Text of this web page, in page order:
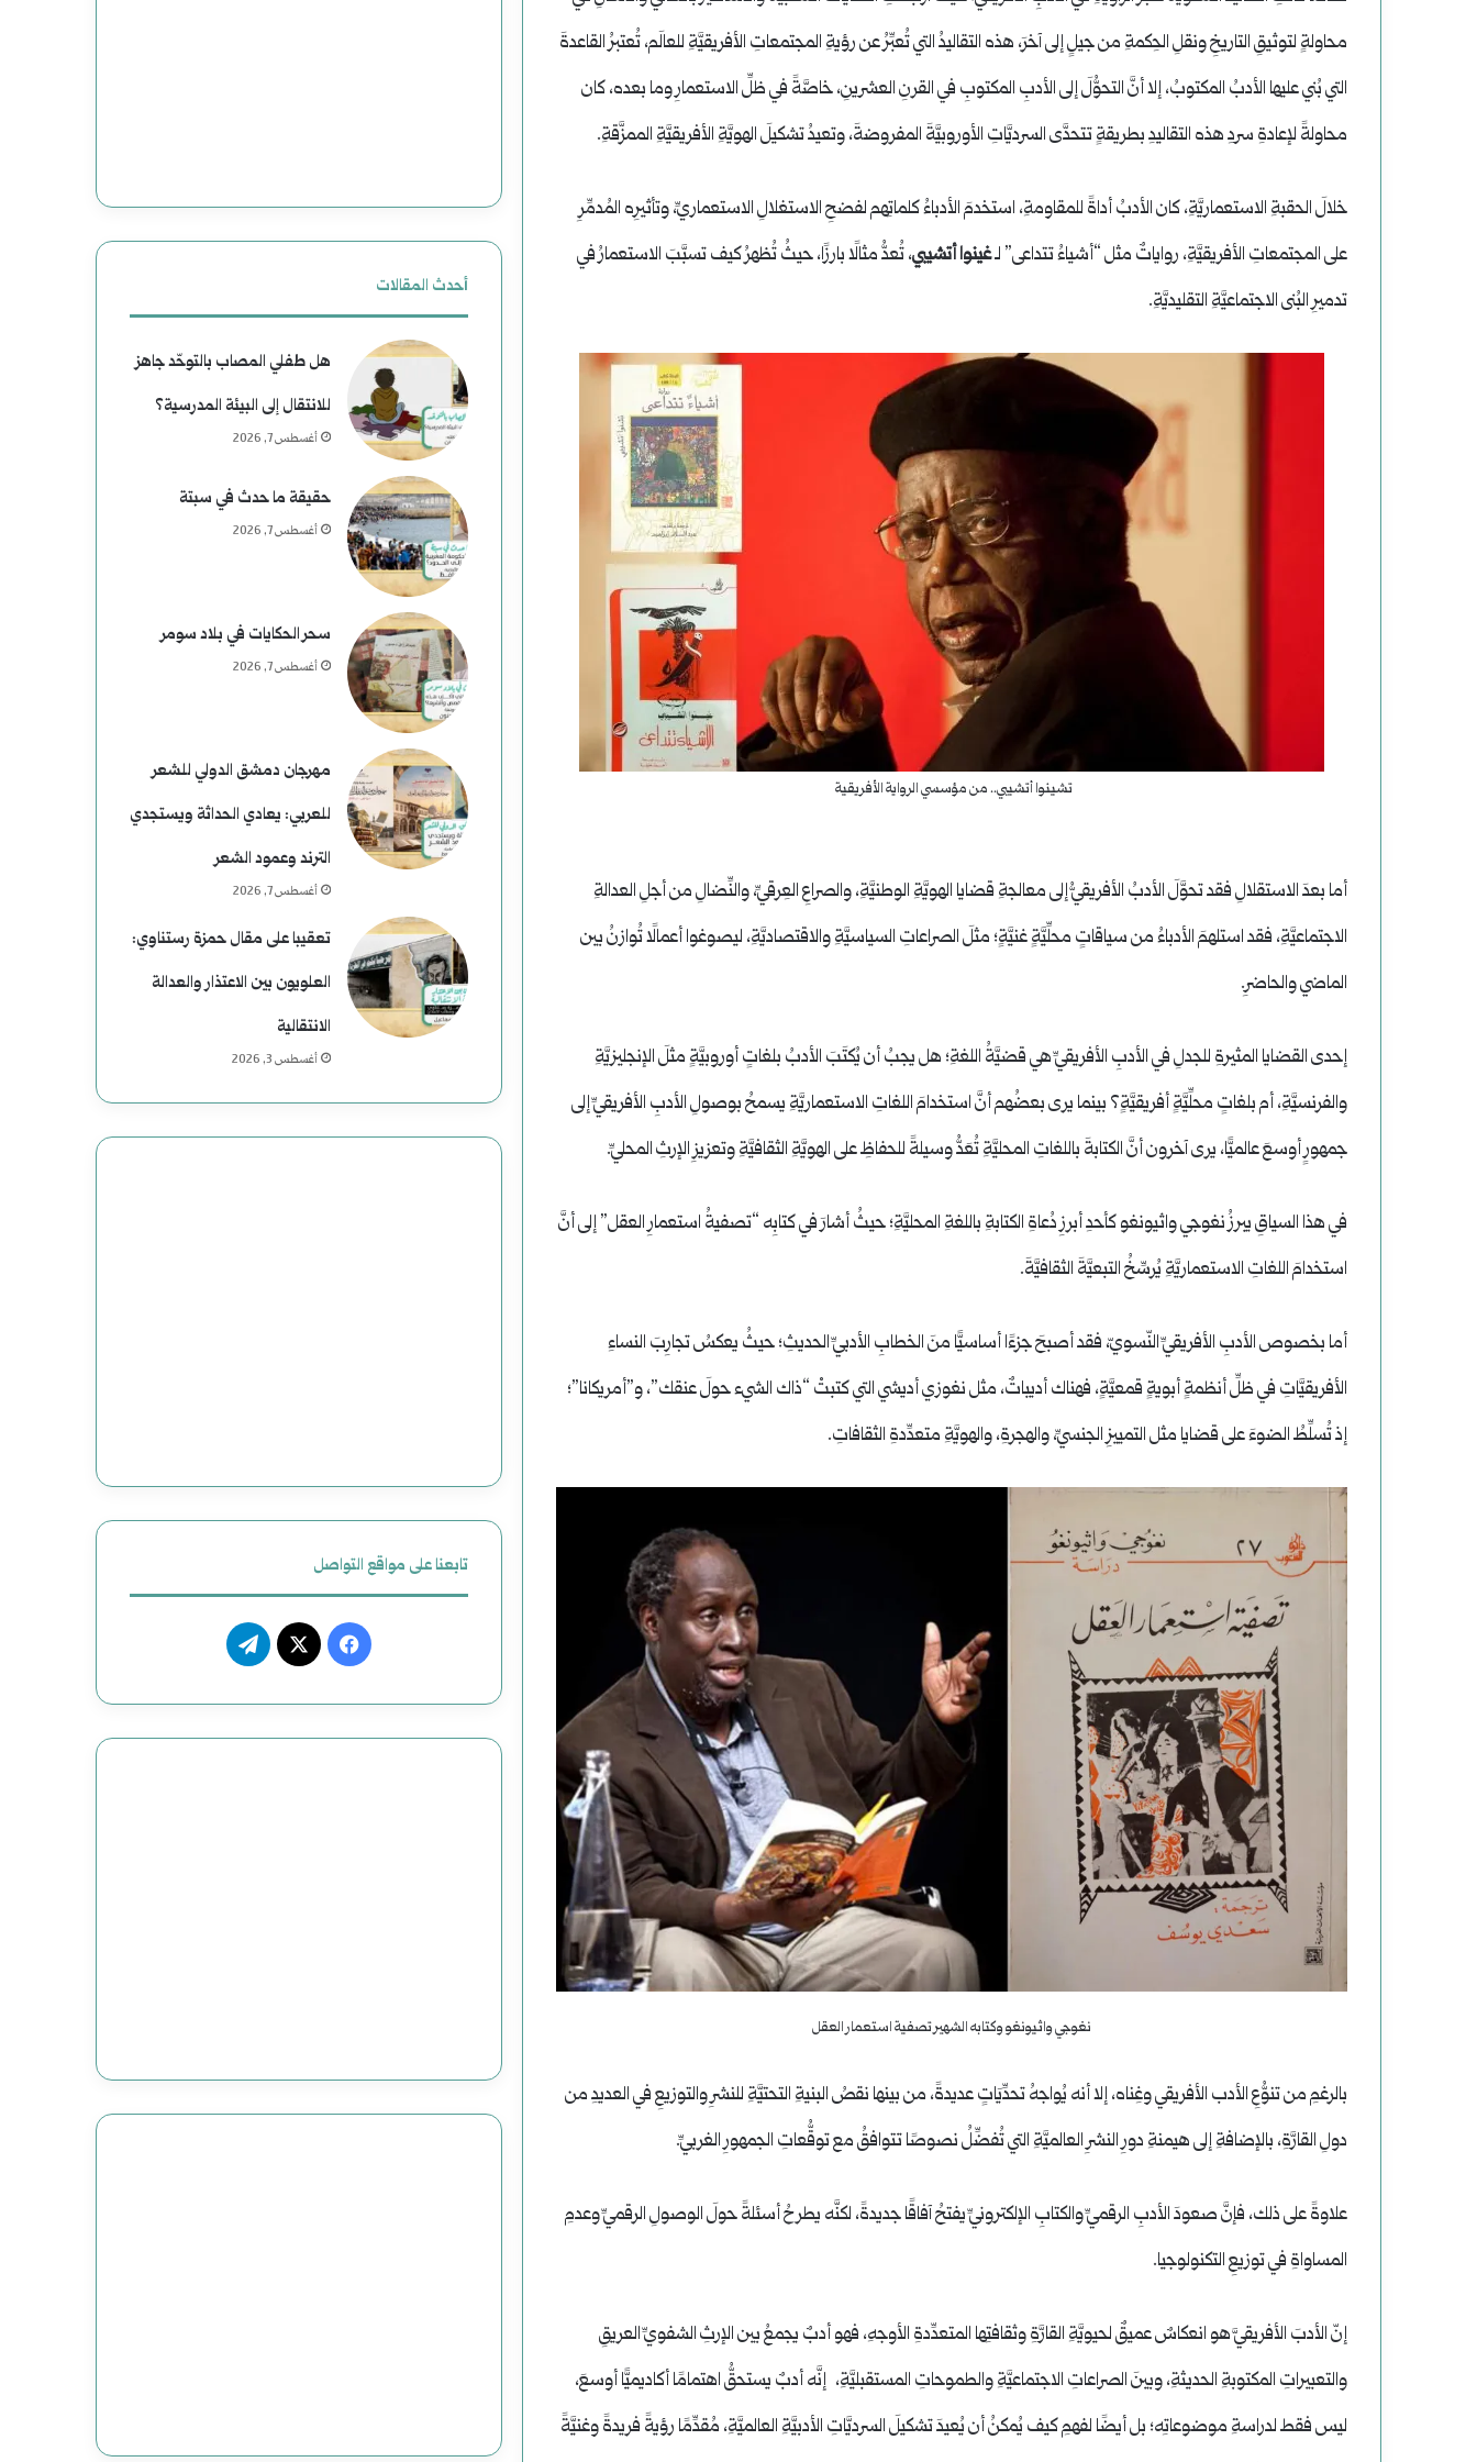
محاولةٍ لتوثيقِ التاريخِ ونقلِ الحِكمةِ من جيلٍ إلى آخرَ، هذه التقاليدُ التي تُعبِّرُ عن رؤيةِ المجتمعاتِ الأفريقيَّةِ للعالَم، تُعتبرُ القاعدةَ
التي بُني عليها الأدبُ المكتوبُ، إلا أنَّ التحوُّلَ إلى الأدبِ المكتوبِ في القرنِ العشرينِ، خاصَّةً في ظلِّ الاستعمارِ وما بعده، كان
محاولةً لإعادةِ سردِ هذه التقاليدِ بطريقةٍ تتحدَّى السرديَّاتِ الأوروبيَّةَ المفروضةَ، وتعيدُ تشكيلَ الهويَّةِ الأفريقيَّةِ الممزَّقةِ.
خلالَ الحقبةِ الاستعماريَّةِ، كان الأدبُ أداةً للمقاومةِ، استخدمَ الأدباءُ كلماتِهم لفضحِ الاستغلالِ الاستعماريِّ، وتأثيرِه المُدمِّرِ
على المجتمعاتِ الأفريقيَّةِ، رواياتٌ مثل “أشياءُ تتداعى” لـغينوا أتشيبي، تُعدُّ مثالًا بارزًا، حيثُ تُظهرُ كيف تسبَّبَ الاستعمارُ في
تدميرِ البُنى الاجتماعيَّةِ التقليديَّةِ.
تشينوا أتشيبي.. من مؤسسي الرواية الأفريقية
أما بعدَ الاستقلالِ فقد تحوَّلَ الأدبُ الأفريقيُّ إلى معالجةِ قضايا الهويَّةِ الوطنيَّةِ، والصراعِ العِرقيِّ، والنِّضالِ من أجلِ العدالةِ
الاجتماعيَّةِ، فقد استلهمَ الأدباءُ من سياقاتٍ محلِّيَّةٍ غنيَّةٍ؛ مثلَ الصراعاتِ السياسيَّةِ والاقتصاديَّةِ، ليصوغوا أعمالًا تُوازنُ بين
الماضي والحاضرِ.
إحدى القضايا المثيرةِ للجدلِ في الأدبِ الأفريقيِّ هي قضيَّةُ اللغةِ؛ هل يجبُ أن يُكتَبَ الأدبُ بلغاتٍ أوروبيَّةٍ مثلَ الإنجليزيَّةِ
والفرنسيَّةِ، أم بلغاتٍ محلِّيَّةٍ أفريقيَّةٍ؟ بينما يرى بعضُهم أنَّ استخدامَ اللغاتِ الاستعماريَّةِ يسمحُ بوصولِ الأدبِ الأفريقيِّ إلى
جمهورٍ أوسعَ عالميًّا، يرى آخرون أنَّ الكتابةَ باللغاتِ المحليَّةِ تُعَدُّ وسيلةً للحفاظِ على الهويَّةِ الثقافيَّةِ وتعزيزِ الإرثِ المحليِّ.
في هذا السياقِ يبرزُ نغوجي واثيونغو كأحدِ أبرزِ دُعاةِ الكتابةِ باللغةِ المحليَّةِ؛ حيثُ أشارَ في كتابِه “تصفيةُ استعمارِ العقل” إلى أنَّ
استخدامَ اللغاتِ الاستعماريَّةِ يُرسِّخُ التبعيَّةَ الثقافيَّةَ.
أما بخصوص الأدبِ الأفريقيِّ النّسويّ، فقد أصبحَ جزءًا أساسيًّا منَ الخطابِ الأدبيِّ الحديثِ؛ حيثُ يعكسُ تجارِبَ النساءِ
الأفريقيَّاتِ في ظلِّ أنظمةٍ أبويةٍ قمعيَّةٍ، فهناك أديباتٌ، مثل نغوزي أديشي التي كتبتْ “ذاك الشيء حولَ عنقك”، و”أمريكانا”؛
إذ تُسلِّطُ الضوءَ على قضايا مثل التمييزِ الجنسيِّ، والهجرةِ، والهويَّةِ متعدِّدةِ الثقافاتِ.
نغوجي واثيونغو وكتابه الشهير تصفية استعمار العقل
بالرغمِ من تنوُّعِ الأدب الأفريقي وغِناه، إلا أنه يُواجهُ تحدِّيَاتٍ عديدةً، من بينها نقصُ البنيةِ التحتيَّةِ للنشرِ والتوزيعِ في العديدِ من
دولِ القارَّةِ، بالإضافةِ إلى هيمنةِ دورِ النشرِ العالميَّةِ التي تُفضِّلُ نصوصًا تتوافقُ مع توقُّعاتِ الجمهورِ الغربيِّ.
علاوةً على ذلك، فإنَّ صعودَ الأدبِ الرقميِّ والكتابِ الإلكترونيِّ يفتحُ آفاقًا جديدةً، لكنَّه يطرحُ أسئلةً حولَ الوصولِ الرقميِّ وعدمِ
المساواةِ في توزيعِ التكنولوجيا.
إنّ الأدبَ الأفريقيَّ هو انعكاسٌ عميقٌ لحيويَّةِ القارَّةِ وثقافتِها المتعدِّدةِ الأوجهِ، فهو أدبٌ يجمعُ بين الإرثِ الشفويِّ العريقِ
والتعبيراتِ المكتوبةِ الحديثةِ، وبينَ الصراعاتِ الاجتماعيَّةِ والطموحاتِ المستقبليَّةِ، إنَّه أدبٌ يستحقُّ اهتمامًا أكاديميًّا أوسعَ،
ليس فقط لدراسةِ موضوعاتِه؛ بل أيضًا لفهمِ كيف يُمكنُ أن يُعيدَ تشكيلَ السرديَّاتِ الأدبيَّةِ العالميَّةِ، مُقدِّمًا رؤيةً فريدةً وغنيَّةً
أحدث المقالات
هل طفلي المصاب بالتوحّد جاهز
للانتقال إلى البيئة المدرسية؟
أغسطس 7, 2026
حقيقة ما حدث في سبتة
أغسطس 7, 2026
سحر الحكايات في بلاد سومر
أغسطس 7, 2026
مهرجان دمشق الدولي للشعر
للعربي: يعادي الحداثة ويستجدي
الترند وعمود الشعر
أغسطس 7, 2026
تعقيبا على مقال حمزة رستناوي:
العلويون بين الاعتذار والعدالة
الانتقالية
أغسطس 3, 2026
تابعنا على مواقع التواصل
فيسبوك
‫X تيلقرام